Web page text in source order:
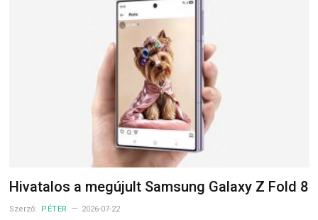
Hivatalos a megújult Samsung Galaxy Z Fold 8
Szerző: PÉTER 2026-07-22